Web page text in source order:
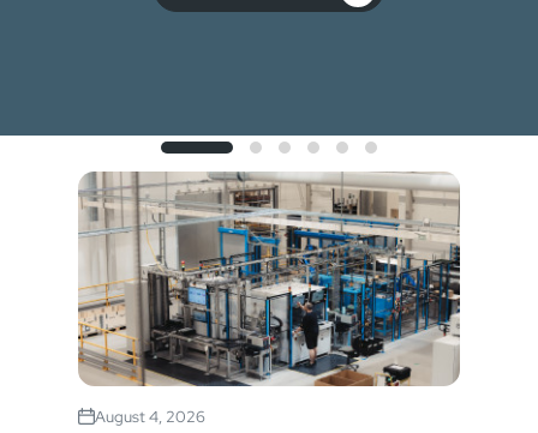
August 4, 2026